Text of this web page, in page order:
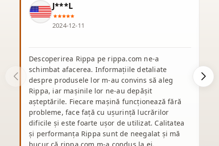
J***L
2024-12-11
Descoperirea Rippa pe rippa.com ne-a
schimbat afacerea. Informațiile detaliate
despre produsele lor m-au convins să aleg
Rippa, iar mașinile lor ne-au depășit
așteptările. Fiecare mașină funcționează fără
probleme, face față cu ușurință lucrărilor
dificile și este foarte ușor de utilizat. Calitatea
și performanța Rippa sunt de neegalat și mă